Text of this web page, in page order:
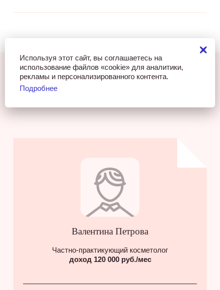
Валентина Петрова
Частно-практикующий косметолог
доход 120 000 руб./мес
Используя этот сайт, вы соглашаетесь на
использование файлов «cookie» для аналитики,
рекламы и персонализированного контента.
Подробнее